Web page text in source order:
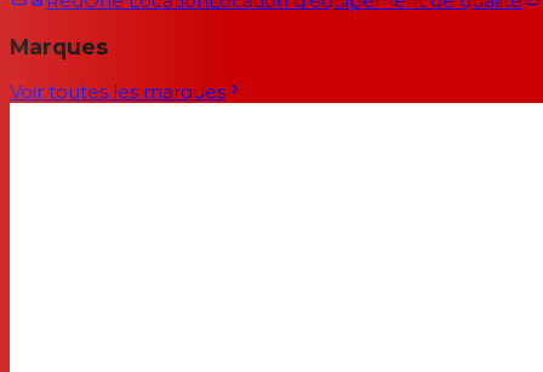
Marques
Voir toutes les marques